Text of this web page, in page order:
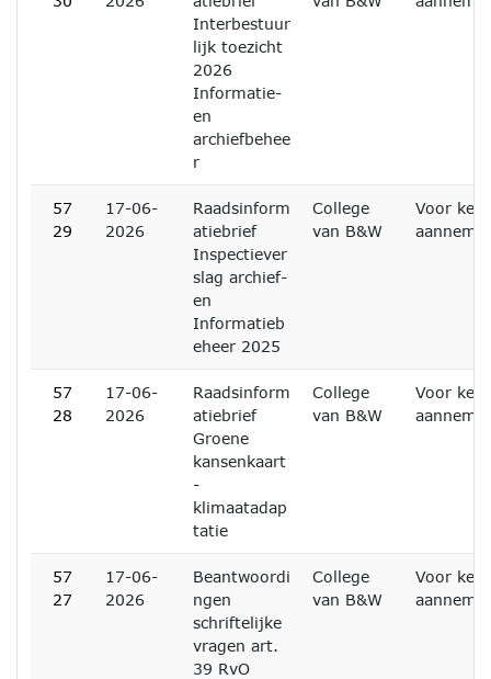
Interbestuur
lijk toezicht
2026
Informatie-
en
archiefbehee
r
57
29
17-06-
2026
Raadsinform
atiebrief
Inspectiever
slag archief-
en
Informatieb
eheer 2025
College
van B&W
Voor
57
28
17-06-
2026
Raadsinform
atiebrief
Groene
kansenkaart
-
klimaatadap
tatie
College
van B&W
Voor
57
27
17-06-
2026
Beantwoordi
ngen
schriftelijke
vragen art.
39 RvO
College
van B&W
Voor